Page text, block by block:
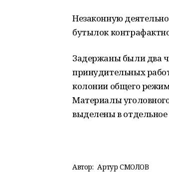
Незаконную
бутылок
Задержаны были два
принудительных
колонии общего
Материалы
выделены в отдельное
Автор: Артур СМОЛОВ